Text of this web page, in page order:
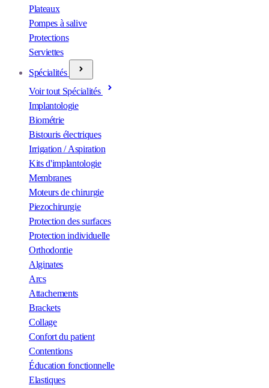
Plateaux
Pompes à salive
Protections
Serviettes
Spécialités
Voir tout Spécialités
Implantologie
Biométrie
Bistouris électriques
Irrigation / Aspiration
Kits d'implantologie
Membranes
Moteurs de chirurgie
Piezochirurgie
Protection des surfaces
Protection individuelle
Orthodontie
Alginates
Arcs
Attachements
Brackets
Collage
Confort du patient
Contentions
Éducation fonctionnelle
Elastiques